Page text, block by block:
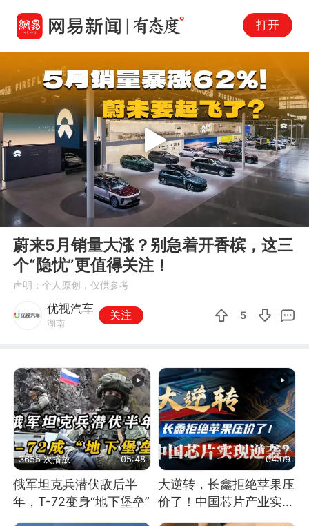
打开
00:00 02:36
Play
蔚来5月销量大涨？别急着开香槟，这三
个“隐忧”更值得关注！
声明：个人原创，仅供参考
优视汽车
湖南
关注 5
3655 次播放 05:48
俄军坦克兵潜伏敌后半
年，T-72变身“地下堡垒”
04:09
大逆转，长鑫拒绝苹果压
价了！中国芯片产业实现